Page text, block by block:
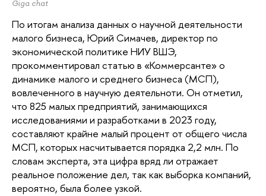
Giga chat
По итогам анализа данных о научной деятельности
малого бизнеса, Юрий Симачев, директор по
экономической политике НИУ ВШЭ,
прокомментировал статью в «Коммерсанте» о
динамике малого и среднего бизнеса (МСП),
вовлеченного в научную деятельноти. Он отметил,
что 825 малых предприятий, занимающихся
исследованиями и разработками в 2023 году,
составляют крайне малый процент от общего числа
МСП, которых насчитывается порядка 2,2 млн. По
словам эксперта, эта цифра вряд ли отражает
реальное положение дел, так как выборка компаний,
вероятно, была более узкой.